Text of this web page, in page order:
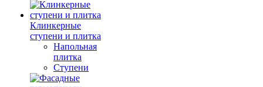
Клинкерные
ступени и плитка
Напольная
плитка
Ступени